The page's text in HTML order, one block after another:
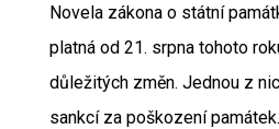
Novela zákona o státní
platná od 21. srpna tohoto
důležitých změn. Jednou z
sankcí za poškození památek.